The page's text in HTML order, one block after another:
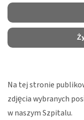
Na tej stronie
zdjęcia wybranych
w naszym Szpitalu.